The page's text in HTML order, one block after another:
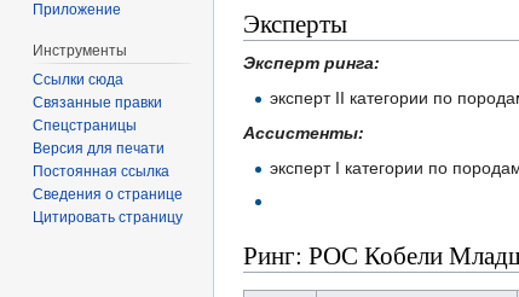
Эксперты
Эксперт ринга:
эксперт II категории по
Ассистенты:
эксперт I категории по
Ринг: РОС Кобели
Приложение
Инструменты
Ссылки сюда
Связанные правки
Спецстраницы
Версия для печати
Постоянная ссылка
Сведения о странице
Цитировать страницу